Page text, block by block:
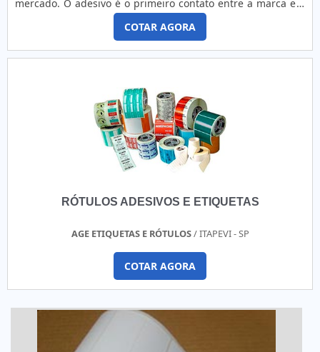
mercado. O adesivo é o primeiro contato entre a marca e o
cliente; dessa forma, é essencial que seja escolhido e criado
com cuidado, para que a função do produto seja alcançada.
Fabricado em diversos tipos de materiais, como: Papel
couché; BOPP; Poliéster.FUNCIONALIDADE DOS RÓ...
COTAR AGORA
RÓTULOS ADESIVOS E ETIQUETAS
AGE ETIQUETAS E RÓTULOS/ ITAPEVI - SP
COTAR AGORA